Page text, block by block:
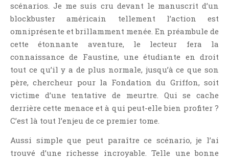
Théâtre
Thriller
Thriller Psychologique
Throwback Thursday Livresque
Top Ten Tuesday
Wish-List
Young Adult
scénarios. Je me suis cru devant le manuscrit d’un
blockbuster américain tellement l’action est
omniprésente et brillamment menée. En préambule de
cette étonnante aventure, le lecteur fera la
connaissance de Faustine, une étudiante en droit
tout ce qu’il y a de plus normale, jusqu’à ce que son
père, chercheur pour la Fondation du Griffon, soit
victime d’une tentative de meurtre. Qui se cache
derrière cette menace et à qui peut-elle bien profiter ?
C’est là tout l’enjeu de ce premier tome.
Aussi simple que peut paraître ce scénario, je l’ai
trouvé d’une richesse incroyable. Telle une bonne